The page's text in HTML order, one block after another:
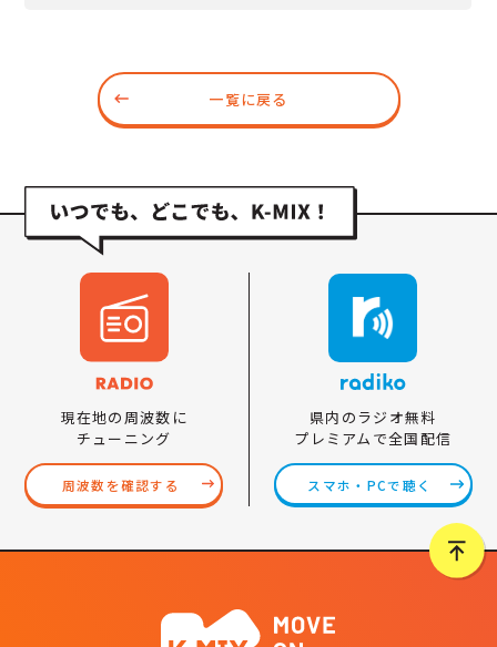
一覧に戻る
現在地の周波数に
チューニング
周波数を確認する
県内のラジオ無料
プレミアムで全国配信
スマホ・PCで聴く